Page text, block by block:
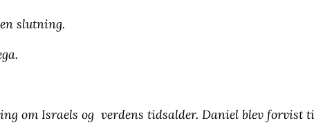
slutning.
om Israels og verdens tidsalder. Daniel blev forvist